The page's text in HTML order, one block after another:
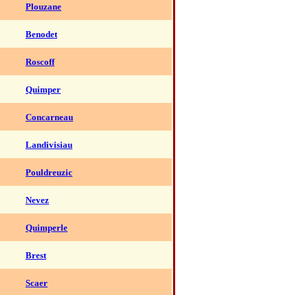
Plouzane
Benodet
Roscoff
Quimper
Concarneau
Landivisiau
Pouldreuzic
Nevez
Quimperle
Brest
Scaer